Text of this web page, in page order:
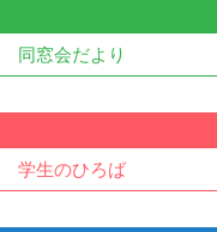
同窓会だより
学生のひろば